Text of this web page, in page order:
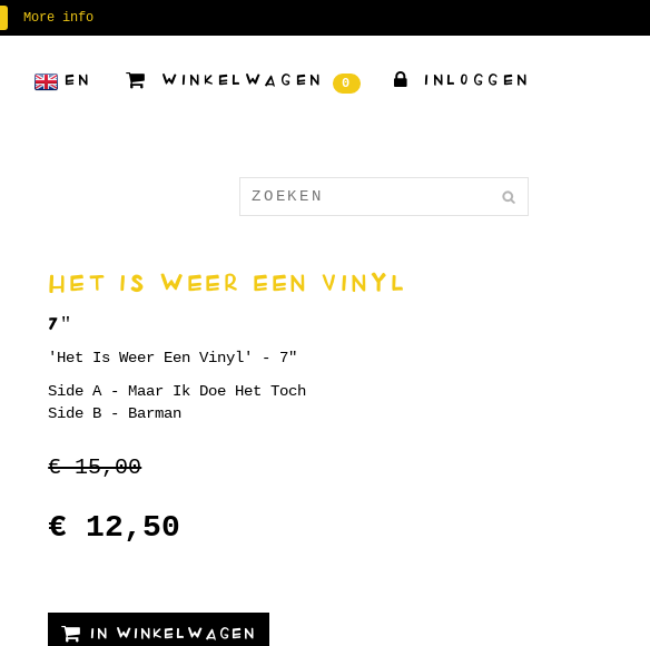
More info
EN WINKELWAGEN 0 INLOGGEN
HET IS WEER EEN VINYL
7"
'Het Is Weer Een Vinyl' - 7"
Side A - Maar Ik Doe Het Toch
Side B - Barman
€ 15,00
€ 12,50
IN WINKELWAGEN